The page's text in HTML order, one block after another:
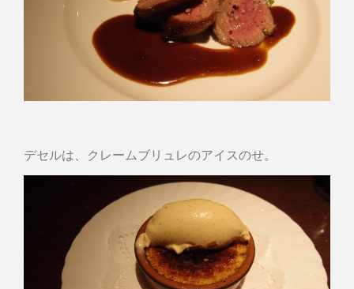
デセルは、クレームブリュレのアイスのせ。